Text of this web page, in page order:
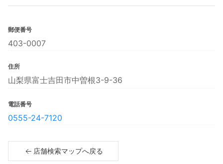
郵便番号
403-0007
住所
山梨県富士吉田市中曽根3-9-36
電話番号
0555-24-7120
店舗検索マップへ戻る